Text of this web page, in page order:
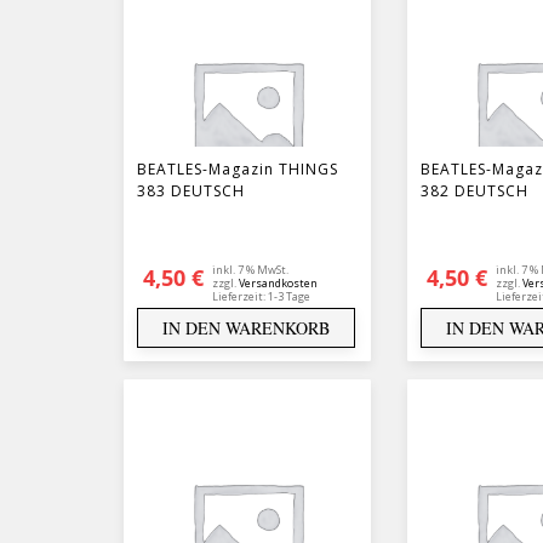
BEATLES-Magazin THINGS
383 DEUTSCH
4,50 €
inkl. 7 % MwSt.
zzgl.Versandkosten
Lieferzeit:1-3 Tage
IN DEN WARENKORB
BEATLES-
382 DEUTSCH
4,50 €
inkl. 7 %
zzgl.
IN DEN